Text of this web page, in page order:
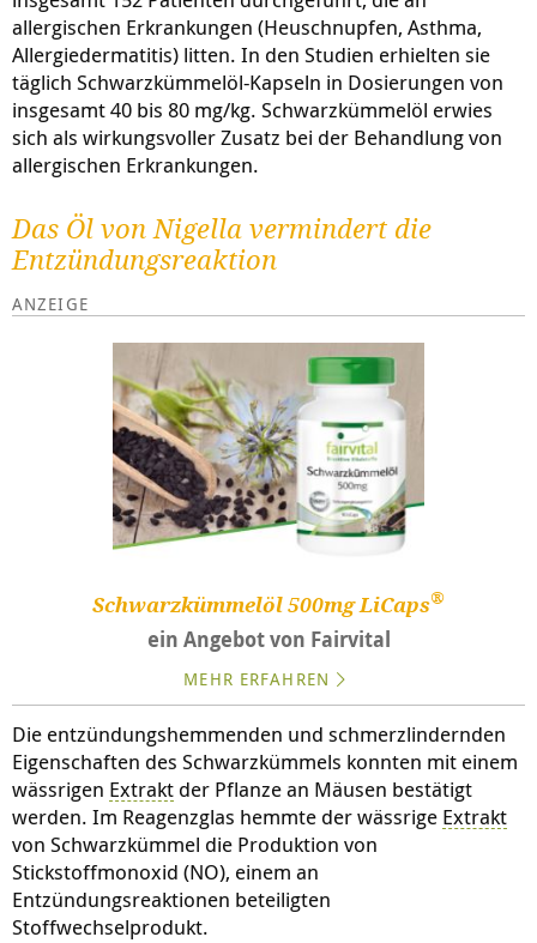
allergischen Erkrankungen (Heuschnupfen, Asthma,
Allergiedermatitis) litten. In den Studien erhielten sie
täglich Schwarzkümmelöl-Kapseln in Dosierungen von
insgesamt 40 bis 80 mg/kg. Schwarzkümmelöl erwies
sich als wirkungsvoller Zusatz bei der Behandlung von
allergischen Erkrankungen.
Das Öl von Nigella vermindert die
Entzündungsreaktion
Schwarzkümmelöl 500mg LiCaps®
ein Angebot von Fairvital
MEHR ERFAHREN
Die entzündungshemmenden und schmerzlindernden
Eigenschaften des Schwarzkümmels konnten mit einem
wässrigen Extrakt der Pflanze an Mäusen bestätigt
werden. Im Reagenzglas hemmte der wässrige Extrakt
von Schwarzkümmel die Produktion von
Stickstoffmonoxid (NO), einem an
Entzündungsreaktionen beteiligten
Stoffwechselprodukt.